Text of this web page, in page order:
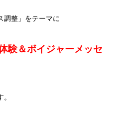
調整」をテーマに
験＆ボイジャーメッセ